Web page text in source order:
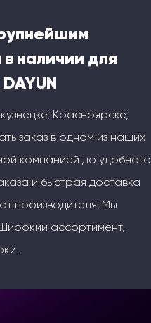
наличии для
Красноярске,
заказ в одном из наших
компанией до удобного
и быстрая доставка
производителя: Мы
ассортимент,